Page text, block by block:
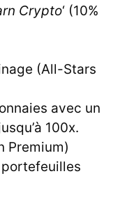
Crypto‘ (10%
(All-Stars
avec un
100x.
Premium)